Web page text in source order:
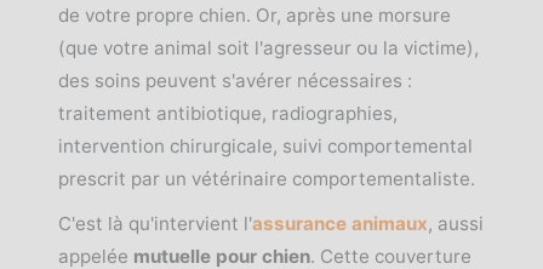
de votre propre chien. Or, après une morsure
(que votre animal soit l'agresseur ou la victime),
des soins peuvent s'avérer nécessaires :
traitement antibiotique, radiographies,
intervention chirurgicale, suivi comportemental
prescrit par un vétérinaire comportementaliste.
C'est là qu'intervient l'assurance animaux, aussi
appelée mutuelle pour chien. Cette couverture